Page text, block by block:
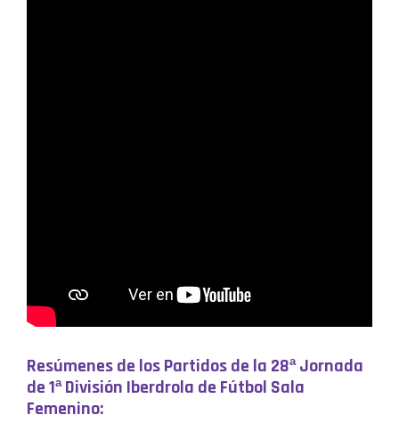
Resúmenes de los Partidos de la 28ª Jornada
de 1ª División Iberdrola de Fútbol Sala
Femenino: